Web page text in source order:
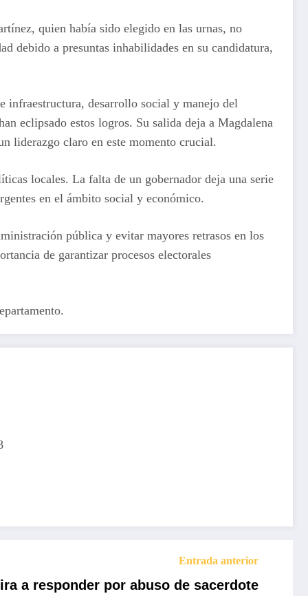
quien había sido elegido en las urnas, no
debido a presuntas inhabilidades en su candidatura,
infraestructura, desarrollo social y manejo del
eclipsado estos logros. Su salida deja a Magdalena
liderazgo claro en este momento crucial.
locales. La falta de un gobernador deja una serie
en el ámbito social y económico.
pública y evitar mayores retrasos en los
de garantizar procesos electorales
Entrada anterior
a responder por abuso de sacerdote